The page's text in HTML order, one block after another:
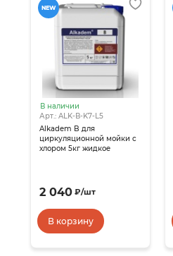
NEW
В наличии
Арт.: ALK-В-K7-L5
Alkadem B для
циркуляционной мойки с
хлором 5кг жидкое
2 040 ₽/шт
В корзину